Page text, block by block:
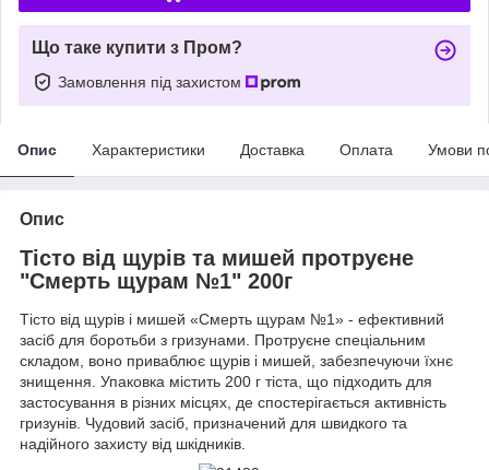
Що таке купити з Пром?
Замовлення під захистом
Опис Характеристики Доставка Оплата Умови
Опис
Тісто від щурів та мишей протруєне
"Смерть щурам №1" 200г
Тісто від щурів і мишей «Смерть щурам №1» - ефективний
засіб для боротьби з гризунами. Протруєне спеціальним
складом, воно приваблює щурів і мишей, забезпечуючи їхнє
знищення. Упаковка містить 200 г тіста, що підходить для
застосування в різних місцях, де спостерігається активність
гризунів. Чудовий засіб, призначений для швидкого та
надійного захисту від шкідників.